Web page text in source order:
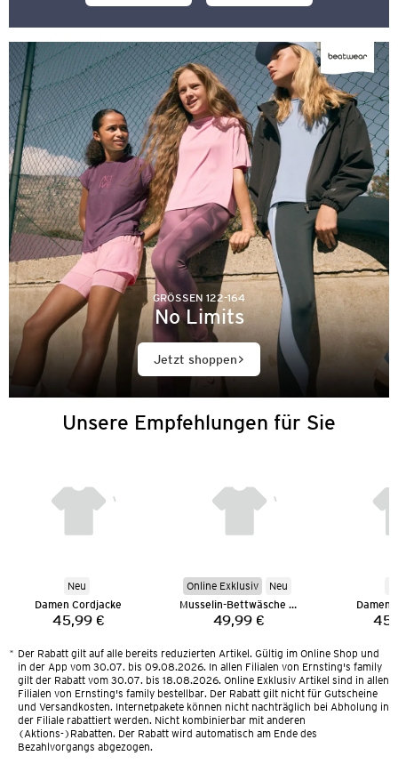
GRÖSSEN 122-164
No Limits
Jetzt shoppen
Unsere Empfehlungen für Sie
Neu
Damen Cordjacke
Preis:
45,99 €
Online Exklusiv
Neu
Musselin-Bettwäsche 135 x 200 cm
Preis:
49,99 €
Damen
* Der Rabatt gilt auf alle bereits reduzierten Artikel. Gültig im Online Shop und
in der App vom 30.07. bis 09.08.2026. In allen Filialen von Ernsting's family
gilt der Rabatt vom 30.07. bis 18.08.2026. Online Exklusiv Artikel sind in allen
Filialen von Ernsting's family bestellbar. Der Rabatt gilt nicht für Gutscheine
und Versandkosten. Internetpakete können nicht nachträglich bei Abholung in
der Filiale rabattiert werden. Nicht kombinierbar mit anderen
(Aktions-)Rabatten. Der Rabatt wird automatisch am Ende des
Bezahlvorgangs abgezogen.